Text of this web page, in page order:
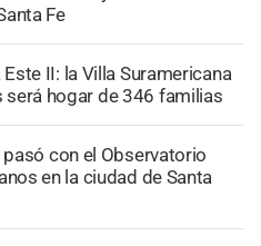
Fe
II: la Villa Suramericana
hogar de 346 familias
pasó con el Observatorio
en la ciudad de Santa